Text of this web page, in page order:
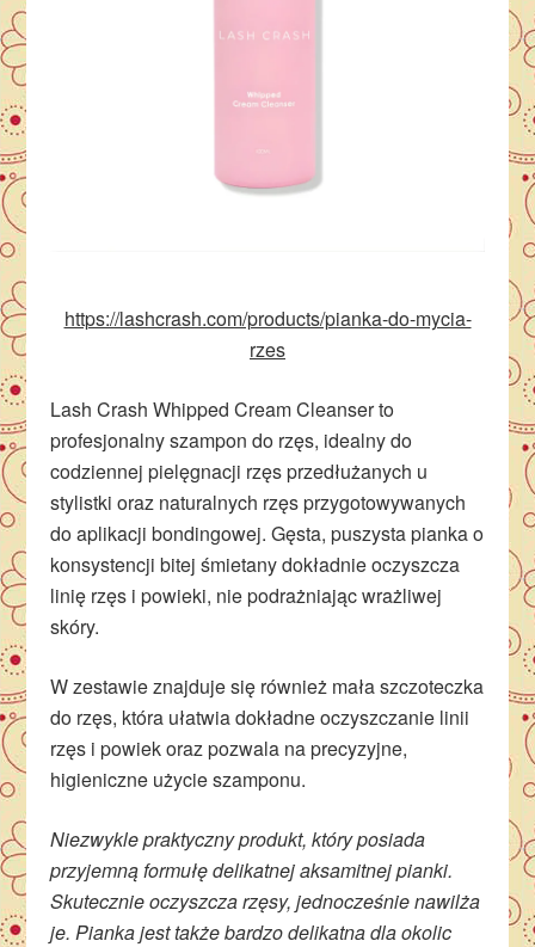
https://lashcrash.com/products/pianka-do-mycia-
rzes
Lash Crash Whipped Cream Cleanser to
profesjonalny szampon do rzęs, idealny do
codziennej pielęgnacji rzęs przedłużanych u
stylistki oraz naturalnych rzęs przygotowywanych
do aplikacji bondingowej. Gęsta, puszysta pianka o
konsystencji bitej śmietany dokładnie oczyszcza
linię rzęs i powieki, nie podrażniając wrażliwej
skóry.
W zestawie znajduje się również mała szczoteczka
do rzęs, która ułatwia dokładne oczyszczanie linii
rzęs i powiek oraz pozwala na precyzyjne,
higieniczne użycie szamponu.
Niezwykle praktyczny produkt, który posiada
przyjemną formułę delikatnej aksamitnej pianki.
Skutecznie oczyszcza rzęsy, jednocześnie nawilża
je. Pianka jest także bardzo delikatna dla okolic